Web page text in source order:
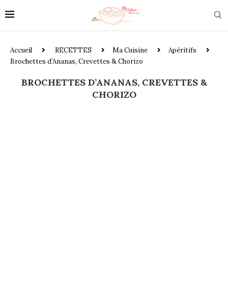
Accueil RECETTES Ma Cuisine
Apéritifs
Brochettes d’Ananas, Crevettes & Chorizo
BROCHETTES D’ANANAS, CREVETTES &
CHORIZO